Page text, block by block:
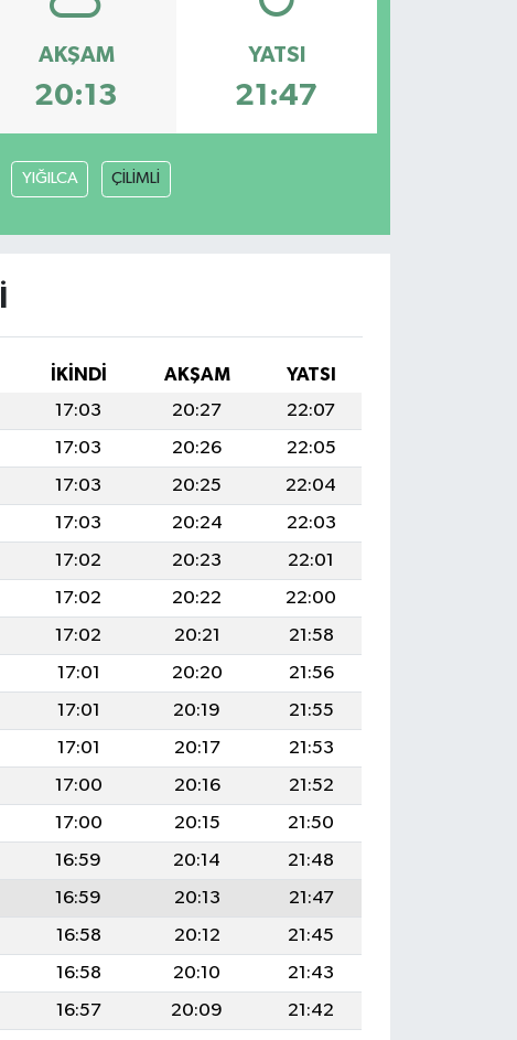
AKŞAM
20:13
YATSI
21:47
YIĞILCA ÇİLİMLİ
İKINDI AKŞAM
YATSI
17:03 20:27
22:07
17:03 20:26
22:05
17:03 20:25
22:04
17:03 20:24
22:03
17:02 20:23
22:01
17:02 20:22
22:00
17:02 20:21
21:58
17:01 20:20
21:56
17:01 20:19
21:55
17:01 20:17
21:53
17:00 20:16
21:52
17:00 20:15
21:50
16:59 20:14
21:48
16:59 20:13
21:47
16:58 20:12
21:45
16:58 20:10
21:43
16:57 20:09
21:42